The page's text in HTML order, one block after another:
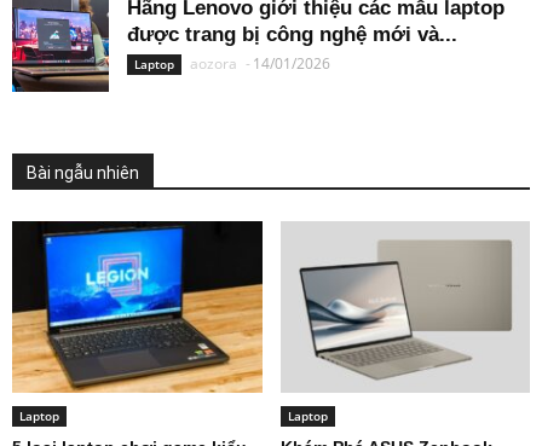
Hãng Lenovo giới thiệu các mẫu laptop
được trang bị công nghệ mới và...
Laptop aozora - 14/01/2026
Bài ngẫu nhiên
Laptop Laptop